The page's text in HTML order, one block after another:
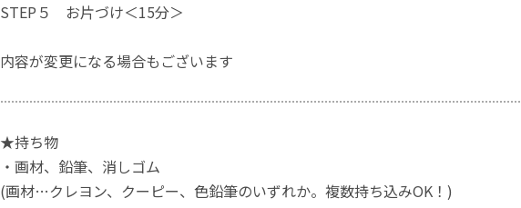
STEP５ お片づけ＜15分＞
内容が変更になる場合もございます
★持ち物
・画材、鉛筆、消しゴム
(画材…クレヨン、クーピー、色鉛筆のいずれか。複数持ち込みOK！)